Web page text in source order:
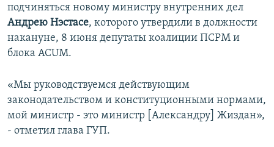
подчиняться новому министру внутренних дел
Андрею Нэстасе, которого утвердили в должности
накануне, 8 июня депутаты коалиции ПСРМ и
блока ACUM.
«Мы руководствуемся действующим
законодательством и конституционными нормами,
мой министр - это министр [Александру] Жиздан»,
- отметил глава ГУП.